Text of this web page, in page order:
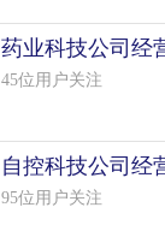
药业科技公司经
写（16个模板）
45位用户关注
自控科技公司经
写（25个模板）
95位用户关注